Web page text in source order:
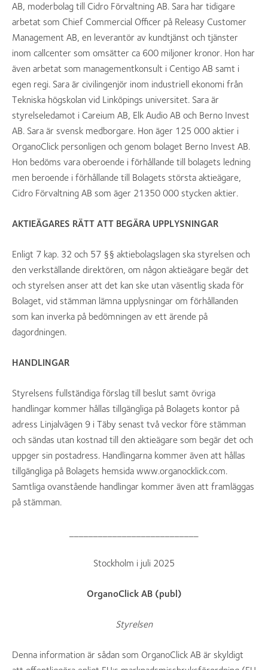
AB, moderbolag till Cidro Förvaltning AB. Sara har tidigare
arbetat som Chief Commercial Officer på Releasy Customer
Management AB, en leverantör av kundtjänst och tjänster
inom callcenter som omsätter ca 600 miljoner kronor. Hon har
även arbetat som managementkonsult i Centigo AB samt i
egen regi. Sara är civilingenjör inom industriell ekonomi från
Tekniska högskolan vid Linköpings universitet. Sara är
styrelseledamot i Careium AB, Elk Audio AB och Berno Invest
AB. Sara är svensk medborgare. Hon äger 125 000 aktier i
OrganoClick personligen och genom bolaget Berno Invest AB.
Hon bedöms vara oberoende i förhållande till bolagets ledning
men beroende i förhållande till Bolagets största aktieägare,
Cidro Förvaltning AB som äger 21350 000 stycken aktier.
AKTIEÄGARES RÄTT ATT BEGÄRA UPPLYSNINGAR
Enligt 7 kap. 32 och 57 §§ aktiebolagslagen ska styrelsen och
den verkställande direktören, om någon aktieägare begär det
och styrelsen anser att det kan ske utan väsentlig skada för
Bolaget, vid stämman lämna upplysningar om förhållanden
som kan inverka på bedömningen av ett ärende på
dagordningen.
HANDLINGAR
Styrelsens fullständiga förslag till beslut samt övriga
handlingar kommer hållas tillgängliga på Bolagets kontor på
adress Linjalvägen 9 i Täby senast två veckor före stämman
och sändas utan kostnad till den aktieägare som begär det och
uppger sin postadress. Handlingarna kommer även att hållas
tillgängliga på Bolagets hemsida www.organocklick.com.
Samtliga ovanstående handlingar kommer även att framläggas
på stämman.
Stockholm i juli 2025
OrganoClick AB (publ)
Styrelsen
Denna information är sådan som OrganoClick AB är skyldigt